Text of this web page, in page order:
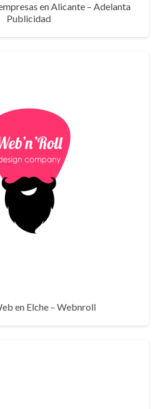
en Alicante – Adelanta
Publicidad
en Elche – Webnroll